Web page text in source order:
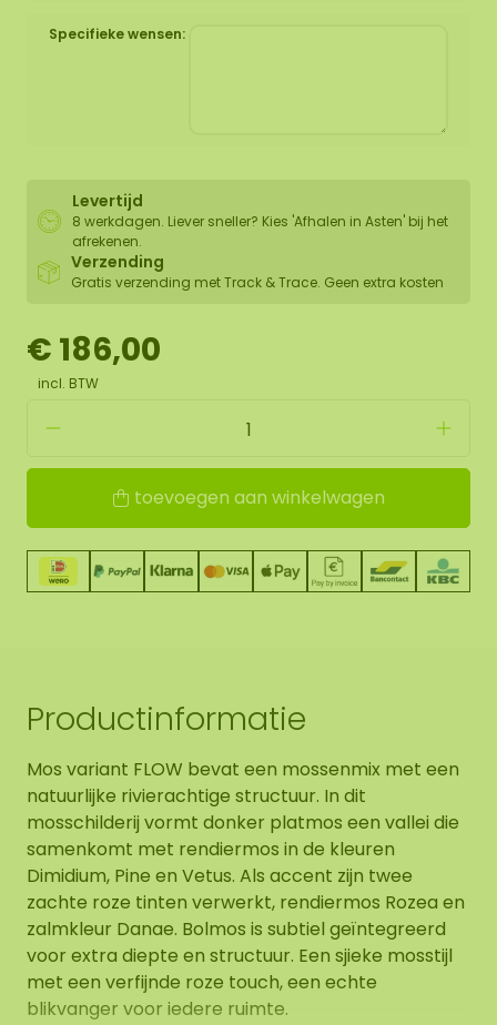
Specifieke wensen:
Levertijd
8 werkdagen. Liever sneller? Kies 'Afhalen in Asten' bij het
afrekenen.
Verzending
Gratis verzending met Track & Trace. Geen extra kosten
€ 186,00
incl. BTW
toevoegen aan winkelwagen
Productinformatie
Mos variant FLOW bevat een mossenmix met een
natuurlijke rivierachtige structuur. In dit
mosschilderij vormt donker platmos een vallei die
samenkomt met rendiermos in de kleuren
Dimidium, Pine en Vetus. Als accent zijn twee
zachte roze tinten verwerkt, rendiermos Rozea en
zalmkleur Danae. Bolmos is subtiel geïntegreerd
voor extra diepte en structuur. Een sjieke mosstijl
met een verfijnde roze touch, een echte
blikvanger voor iedere ruimte.